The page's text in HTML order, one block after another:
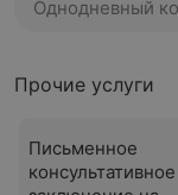
Однодневный
Прочие услуги
Письменное
консультативное